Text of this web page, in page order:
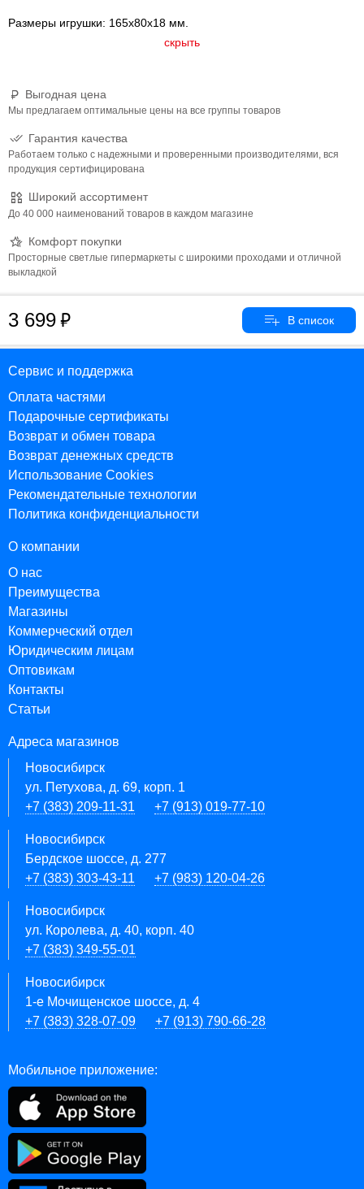
Размеры игрушки: 165х80х18 мм.
скрыть
Выгодная цена
Мы предлагаем оптимальные цены на все группы товаров
Гарантия качества
Работаем только с надежными и проверенными производителями, вся
продукция сертифицирована
Широкий ассортимент
До 40 000 наименований товаров в каждом магазине
Комфорт покупки
Просторные светлые гипермаркеты с широкими проходами и отличной
выкладкой
3 699
Сервис и поддержка
Оплата частями
Подарочные сертификаты
Возврат и обмен товара
Возврат денежных средств
Использование Cookies
Рекомендательные технологии
Политика конфиденциальности
О компании
О нас
Преимущества
Магазины
Коммерческий отдел
Юридическим лицам
Оптовикам
Контакты
Статьи
Адреса магазинов
Новосибирск
ул. Петухова, д. 69, корп. 1
+7 (383) 209-11-31
+7 (913) 019-77-10
Новосибирск
Бердское шоссе, д. 277
+7 (383) 303-43-11
+7 (983) 120-04-26
Новосибирск
ул. Королева, д. 40, корп. 40
+7 (383) 349-55-01
Новосибирск
1-е Мочищенское шоссе, д. 4
+7 (383) 328-07-09
+7 (913) 790-66-28
Мобильное приложение: